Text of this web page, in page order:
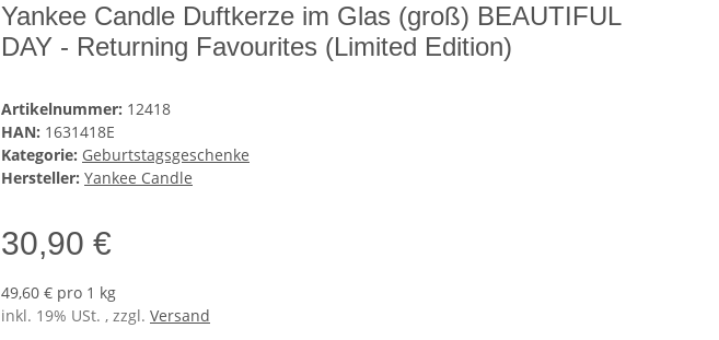
Yankee Candle Duftkerze im Glas (groß) BEAUTIFUL
DAY - Returning Favourites (Limited Edition)
Artikelnummer: 12418
HAN: 1631418E
Kategorie: Geburtstagsgeschenke
Hersteller: Yankee Candle
30,90 €
49,60 € pro 1 kg
inkl. 19% USt. , zzgl. Versand